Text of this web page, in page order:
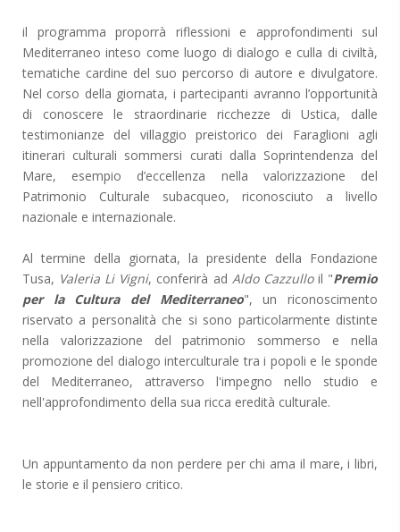
il programma proporrà riflessioni e approfondimenti sul
Mediterraneo inteso come luogo di dialogo e culla di civiltà,
tematiche cardine del suo percorso di autore e divulgatore.
Nel corso della giornata, i partecipanti avranno l’opportunità
di conoscere le straordinarie ricchezze di Ustica, dalle
testimonianze del villaggio preistorico dei Faraglioni agli
itinerari culturali sommersi curati dalla Soprintendenza del
Mare, esempio d’eccellenza nella valorizzazione del
Patrimonio Culturale subacqueo, riconosciuto a livello
nazionale e internazionale.
Al termine della giornata, la presidente della Fondazione
Tusa, Valeria Li Vigni, conferirà ad Aldo Cazzulloil "Premio
per la Cultura del Mediterraneo", un riconoscimento
riservato a personalità che si sono particolarmente distinte
nella valorizzazione del patrimonio sommerso e nella
promozione del dialogo interculturale tra i popoli e le sponde
del Mediterraneo, attraverso l'impegno nello studio e
nell'approfondimento della sua ricca eredità culturale.
Un appuntamento da non perdere per chi ama il mare, i libri,
le storie e il pensiero critico.